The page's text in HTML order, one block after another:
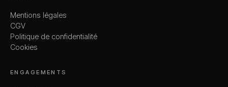
Mentions légales
CGV
Politique de confidentialité
Cookies
ENGAGEMENTS